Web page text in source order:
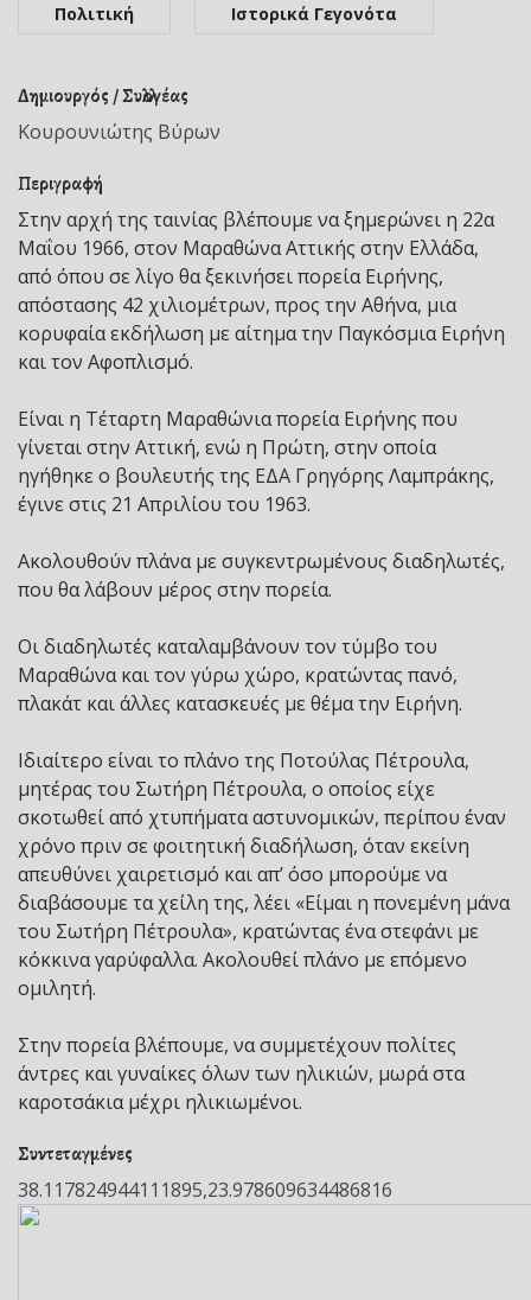
Πολιτική Ιστορικά Γεγονότα
Δημιουργός / Συλλογέας
Κουρουνιώτης Βύρων
Περιγραφή
Στην αρχή της ταινίας βλέπουμε να ξημερώνει η 22α
Μαΐου 1966, στον Μαραθώνα Αττικής στην Ελλάδα,
από όπου σε λίγο θα ξεκινήσει πορεία Ειρήνης,
απόστασης 42 χιλιομέτρων, προς την Αθήνα, μια
κορυφαία εκδήλωση με αίτημα την Παγκόσμια Ειρήνη
και τον Αφοπλισμό.
Είναι η Τέταρτη Μαραθώνια πορεία Ειρήνης που
γίνεται στην Αττική, ενώ η Πρώτη, στην οποία
ηγήθηκε ο βουλευτής της ΕΔΑ Γρηγόρης Λαμπράκης,
έγινε στις 21 Απριλίου του 1963.
Ακολουθούν πλάνα με συγκεντρωμένους διαδηλωτές,
που θα λάβουν μέρος στην πορεία.
Οι διαδηλωτές καταλαμβάνουν τον τύμβο του
Μαραθώνα και τον γύρω χώρο, κρατώντας πανό,
πλακάτ και άλλες κατασκευές με θέμα την Ειρήνη.
Ιδιαίτερο είναι το πλάνο της Ποτούλας Πέτρουλα,
μητέρας του Σωτήρη Πέτρουλα, ο οποίος είχε
σκοτωθεί από χτυπήματα αστυνομικών, περίπου έναν
χρόνο πριν σε φοιτητική διαδήλωση, όταν εκείνη
απευθύνει χαιρετισμό και απ’ όσο μπορούμε να
διαβάσουμε τα χείλη της, λέει «Είμαι η πονεμένη μάνα
του Σωτήρη Πέτρουλα», κρατώντας ένα στεφάνι με
κόκκινα γαρύφαλλα. Ακολουθεί πλάνο με επόμενο
ομιλητή.
Στην πορεία βλέπουμε, να συμμετέχουν πολίτες
άντρες και γυναίκες όλων των ηλικιών, μωρά στα
καροτσάκια μέχρι ηλικιωμένοι.
Συντεταγμένες
38.117824944111895,23.978609634486816